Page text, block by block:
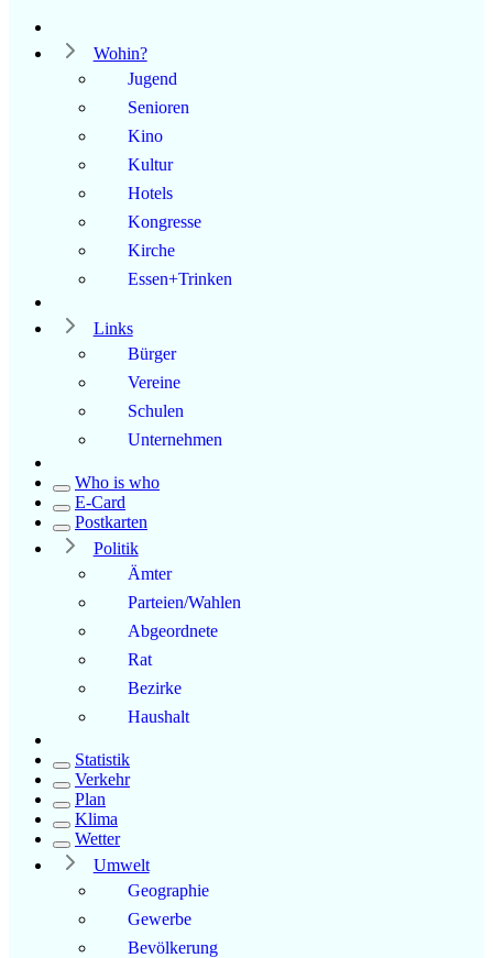
Wohin?
Jugend
Senioren
Kino
Kultur
Hotels
Kongresse
Kirche
Essen+Trinken
Links
Bürger
Vereine
Schulen
Unternehmen
Who is who
E-Card
Postkarten
Politik
Ämter
Parteien/Wahlen
Abgeordnete
Rat
Bezirke
Haushalt
Statistik
Verkehr
Plan
Klima
Wetter
Umwelt
Geographie
Gewerbe
Bevölkerung